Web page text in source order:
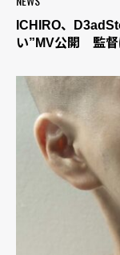
ICHIRO、
い”MV公開 監督